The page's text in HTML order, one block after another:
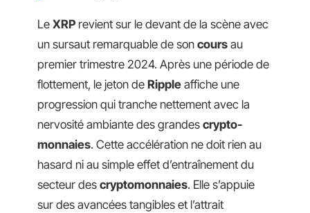
Le XRP revient sur le devant de la scène avec
un sursaut remarquable de son cours au
premier trimestre 2024. Après une période de
flottement, le jeton de Ripple affiche une
progression qui tranche nettement avec la
nervosité ambiante des grandes crypto-
monnaies. Cette accélération ne doit rien au
hasard ni au simple effet d’entraînement du
secteur des cryptomonnaies. Elle s’appuie
sur des avancées tangibles et l’attrait